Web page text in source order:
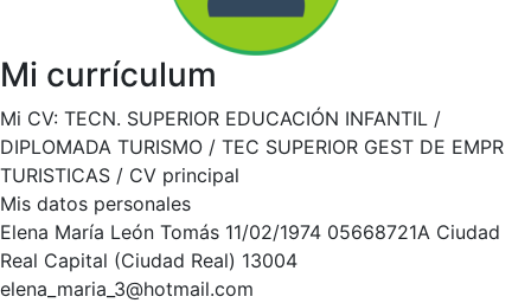
Mi currículum
Mi CV: TECN. SUPERIOR EDUCACIÓN INFANTIL /
DIPLOMADA TURISMO / TEC SUPERIOR GEST DE EMPR
TURISTICAS / CV principal
Mis datos personales
Elena María León Tomás 11/02/1974 05668721A Ciudad
Real Capital (Ciudad Real) 13004
elena_maria_3@hotmail.com